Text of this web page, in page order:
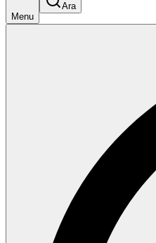
Menu
Ara